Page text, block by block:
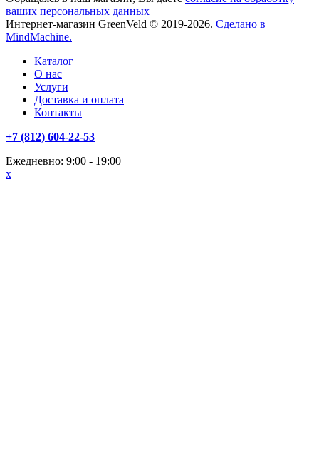
ваших персональных данных
Интернет-магазин GreenVeld © 2019-2026. Сделано в
MindMachine.
Каталог
О нас
Услуги
Доставка и оплата
Контакты
+7 (812) 604-22-53
Ежедневно: 9:00 - 19:00
x